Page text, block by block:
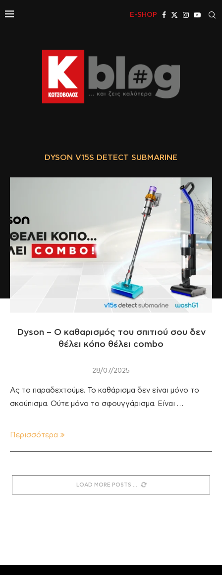
E-SHOP
DYSON V15S DETECT SUBMARINE
Dyson – Ο καθαρισμός του σπιτιού σου δεν
θέλει κόπο θέλει combo
28/07/2025
Ας το παραδεχτούμε. To καθάρισμα δεν είναι μόνο το
σκούπισμα. Ούτε μόνο το σφουγγάρισμα. Είναι …
Περισσότερα
LOAD MORE POSTS